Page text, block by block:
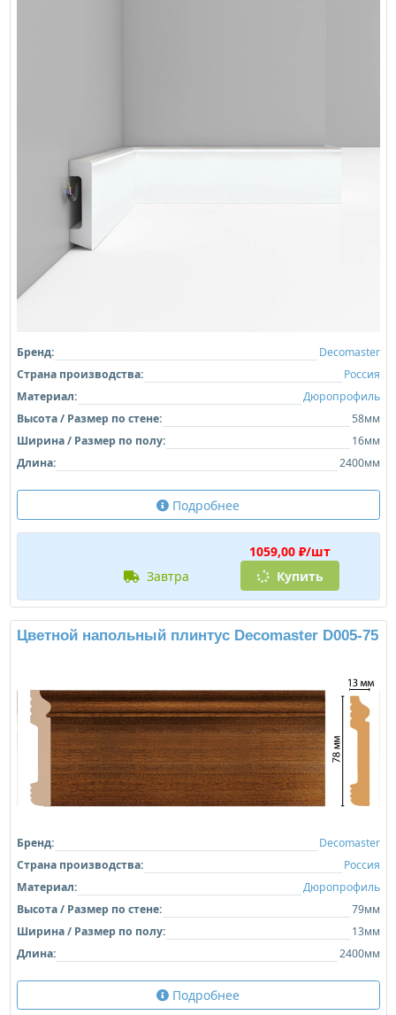
Бренд:
Decomaster
Страна производства:
Россия
Материал:
Дюропрофиль
Высота / Размер по стене:
58мм
Ширина / Размер по полу:
16мм
Длина:
2400мм
Подробнее
1059,00 ₽/шт
завтра
Купить
Цветной напольный плинтус Decomaster D005-75
Бренд:
Decomaster
Страна производства:
Россия
Материал:
Дюропрофиль
Высота / Размер по стене:
79мм
Ширина / Размер по полу:
13мм
Длина:
2400мм
Подробнее